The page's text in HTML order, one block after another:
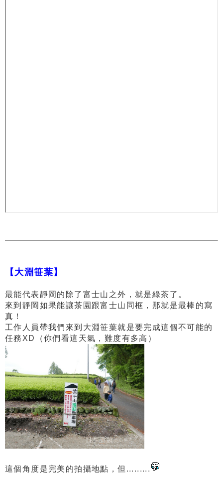
【大淵笹葉】
最能代表靜岡的除了富士山之外，就是綠茶了。
來到靜岡如果能讓茶園跟富士山同框，那就是最棒的寫
真！
工作人員帶我們來到大淵笹葉就是要完成這個不可能的
任務XD
（你們看這天氣，難度有多高）
這個角度是完美的拍攝地點，但.........